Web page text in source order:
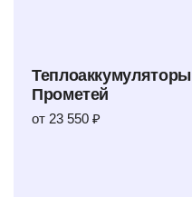
Теплоаккумуляторы
Прометей
от 23 550 ₽